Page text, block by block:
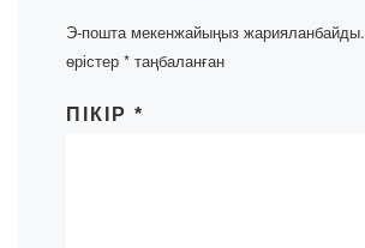
Э-пошта мекенжайыңыз жарияланбайды.
өрістер * таңбаланған
ПІКІР *